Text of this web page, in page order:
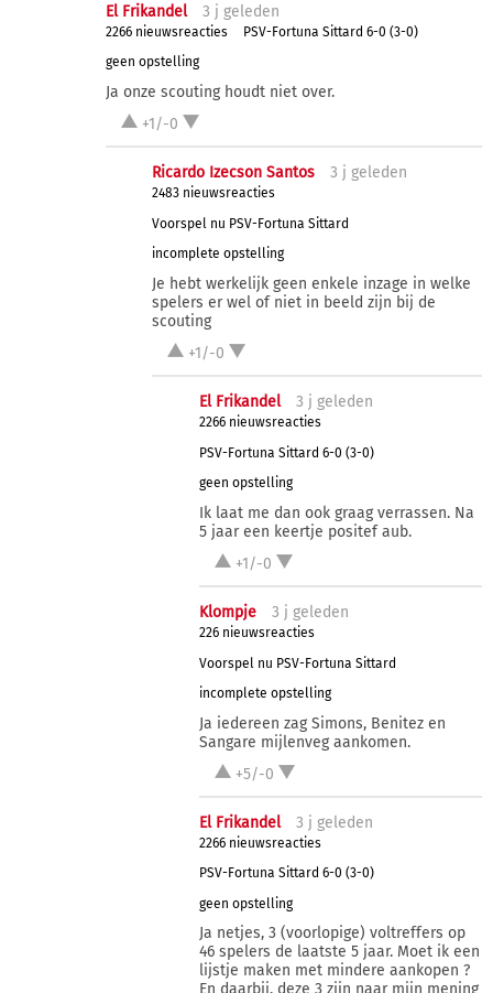
El Frikandel 3 j geleden
2266 nieuwsreacties
PSV-Fortuna Sittard 6-0 (3-0)
geen opstelling
Ja onze scouting houdt niet over.
+1/-0
Ricardo Izecson Santos 3 j geleden
2483 nieuwsreacties
Voorspel nu PSV-Fortuna Sittard
incomplete opstelling
Je hebt werkelijk geen enkele inzage in welke
spelers er wel of niet in beeld zijn bij de
scouting
+1/-0
El Frikandel 3 j geleden
2266 nieuwsreacties
PSV-Fortuna Sittard 6-0 (3-0)
geen opstelling
Ik laat me dan ook graag verrassen. Na
5 jaar een keertje positef aub.
+1/-0
Klompje 3 j geleden
226 nieuwsreacties
Voorspel nu PSV-Fortuna Sittard
incomplete opstelling
Ja iedereen zag Simons, Benitez en
Sangare mijlenveg aankomen.
+5/-0
El Frikandel 3 j geleden
2266 nieuwsreacties
PSV-Fortuna Sittard 6-0 (3-0)
geen opstelling
Ja netjes, 3 (voorlopige) voltreffers op
46 spelers de laatste 5 jaar. Moet ik een
lijstje maken met mindere aankopen ?